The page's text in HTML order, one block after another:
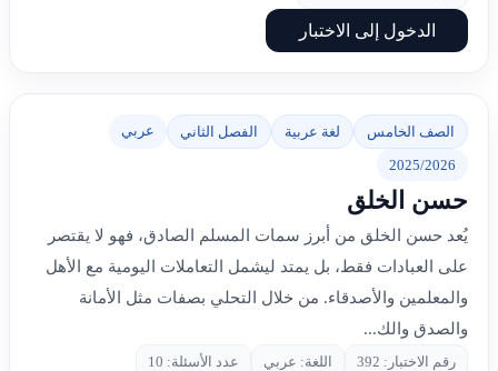
الدخول إلى الاختبار
الصف الخامس لغة عربية الفصل الثاني عربي
2025/2026
حسن الخلق
يُعد حسن الخلق من أبرز سمات المسلم الصادق، فهو لا يقتصر
على العبادات فقط، بل يمتد ليشمل التعاملات اليومية مع الأهل
والمعلمين والأصدقاء. من خلال التحلي بصفات مثل الأمانة
والصدق والك...
رقم الاختبار: 392 اللغة: عربي عدد الأسئلة: 10